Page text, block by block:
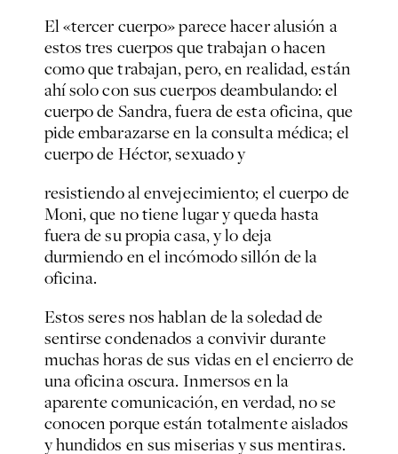
El «tercer cuerpo» parece hacer alusión a
estos tres cuerpos que trabajan o hacen
como que trabajan, pero, en realidad, están
ahí solo con sus cuerpos deambulando: el
cuerpo de Sandra, fuera de esta oficina, que
pide embarazarse en la consulta médica; el
cuerpo de Héctor, sexuado y
resistiendo al envejecimiento; el cuerpo de
Moni, que no tiene lugar y queda hasta
fuera de su propia casa, y lo deja
durmiendo en el incómodo sillón de la
oficina.
Estos seres nos hablan de la soledad de
sentirse condenados a convivir durante
muchas horas de sus vidas en el encierro de
una oficina oscura. Inmersos en la
aparente comunicación, en verdad, no se
conocen porque están totalmente aislados
y hundidos en sus miserias y sus mentiras.